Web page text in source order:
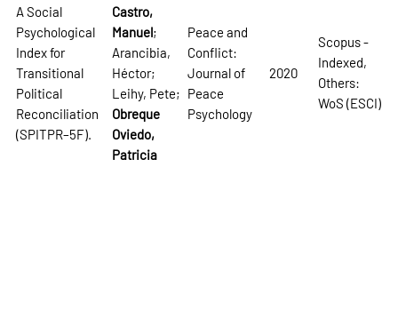
A Social
Psychological
Index for
Transitional
Political
Reconciliation
(SPITPR–5F).
Castro,
Manuel;
Arancibia,
Héctor;
Leihy, Pete;
Obreque
Oviedo,
Patricia
Peace and
Conflict:
Journal of
Peace
Psychology
2020
Scopus -
Indexed,
Others:
WoS (ESCI)